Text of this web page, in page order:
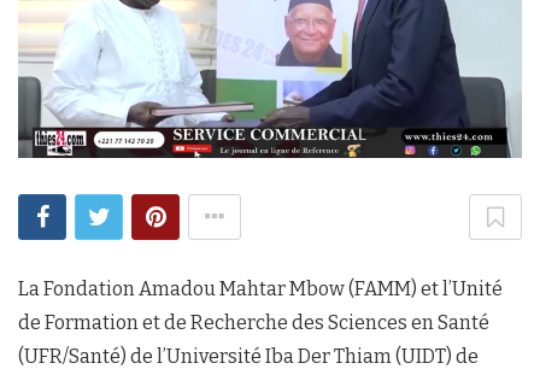
La Fondation Amadou Mahtar Mbow (FAMM) et l’Unité
de Formation et de Recherche des Sciences en Santé
(UFR/Santé) de l’Université Iba Der Thiam (UIDT) de